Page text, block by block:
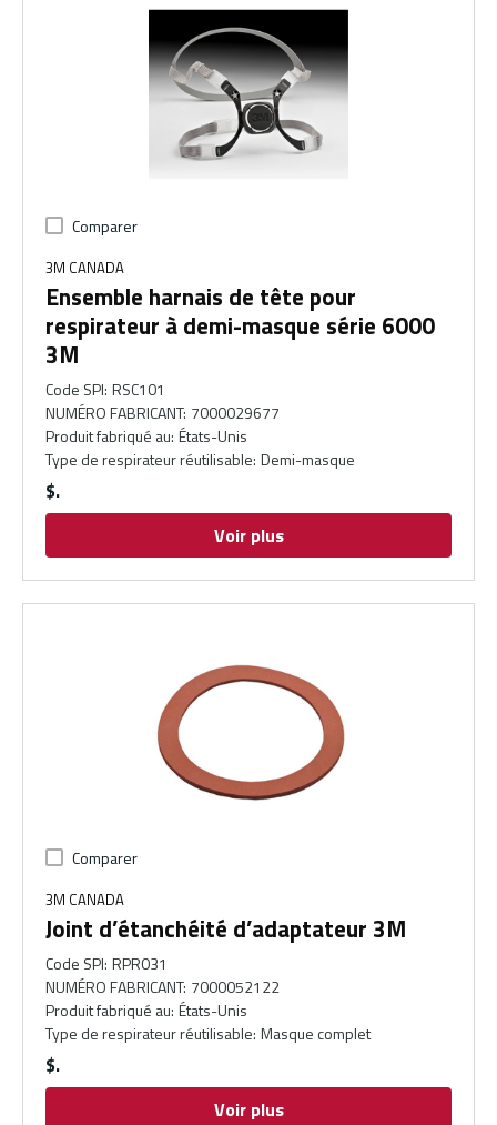
Comparer
3M CANADA
Ensemble harnais de tête pour
respirateur à demi-masque série 6000
3M
Code SPI: RSC101
NUMÉRO FABRICANT: 7000029677
Produit fabriqué au: États-Unis
Type de respirateur réutilisable: Demi-masque
$
Voir plus
Comparer
3M CANADA
Joint d’étanchéité d’adaptateur 3M
Code SPI: RPR031
NUMÉRO FABRICANT: 7000052122
Produit fabriqué au: États-Unis
Type de respirateur réutilisable: Masque complet
$
Voir plus